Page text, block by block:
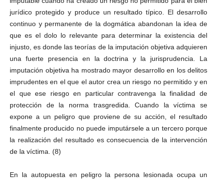
jurídico protegido y produce un resultado típico. El desarrollo
continuo y permanente de la dogmática abandonan la idea de
que es el dolo lo relevante para determinar la existencia del
injusto, es donde las teorías de la imputación objetiva adquieren
una fuerte presencia en la doctrina y la jurisprudencia. La
imputación objetiva ha mostrado mayor desarrollo en los delitos
imprudentes en el que el autor crea un riesgo no permitido y en
el que ese riesgo en particular contravenga la finalidad de
protección de la norma trasgredida. Cuando la víctima se
expone a un peligro que proviene de su acción, el resultado
finalmente producido no puede imputársele a un tercero porque
la realización del resultado es consecuencia de la intervención
de la víctima. (8)
En la autopuesta en peligro la persona lesionada ocupa un